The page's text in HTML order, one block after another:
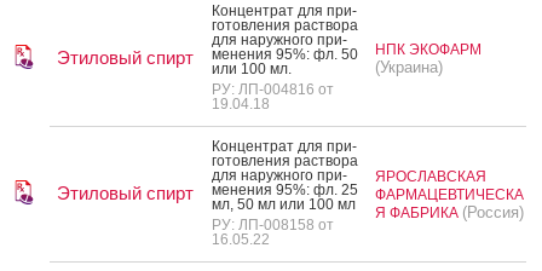
Этиловый спирт
Кон­цен­трат для при­
готов­ле­ния рас­тво­ра
для на­руж­но­го при­
мене­ния 95%: фл. 50
или 100 мл.
РУ: ЛП-004816 от
19.04.18
НПК ЭКОФАРМ
(Украина)
Этиловый спирт
Кон­цен­трат для при­
готов­ле­ния рас­тво­ра
для на­руж­но­го при­
мене­ния 95%: фл. 25
мл, 50 мл или 100 мл
РУ: ЛП-008158 от
16.05.22
ЯРОСЛАВСКАЯ
ФАРМАЦЕВТИЧЕСКА
Я ФАБРИКА (Россия)